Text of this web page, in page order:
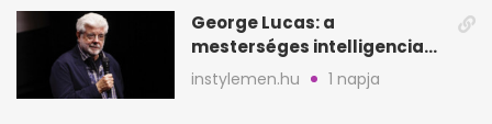
George Lucas: a
mesterséges intelligencia
lehet Hollywood következő
lépése
instylemen.hu 1 napja